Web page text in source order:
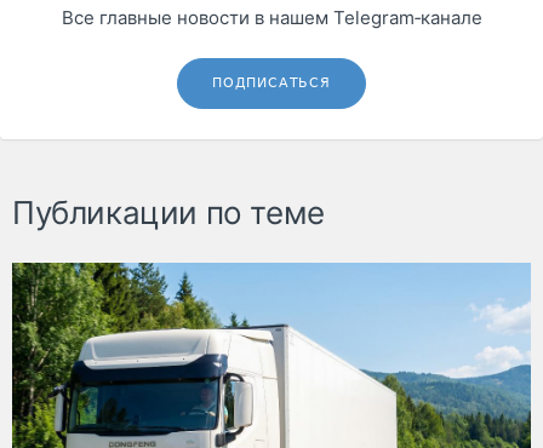
Все главные новости в нашем Telegram‑канале
ПОДПИСАТЬСЯ
Публикации по теме